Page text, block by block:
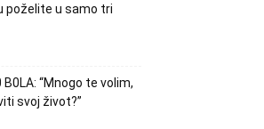
poželite u samo tri
B0LA: “Mnogo te volim,
svoj život?”